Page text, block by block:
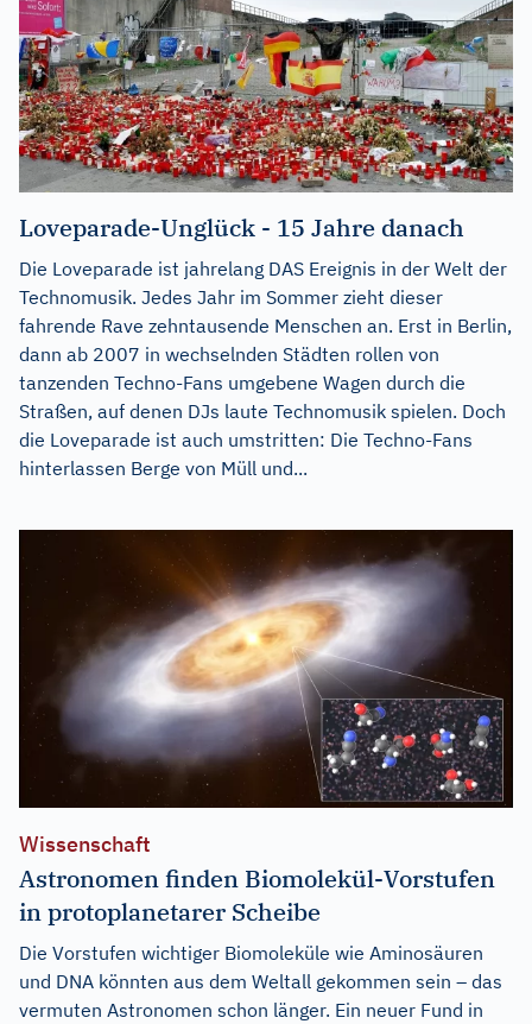
Loveparade-Unglück - 15 Jahre danach
Die Loveparade ist jahrelang DAS Ereignis in der Welt der
Technomusik. Jedes Jahr im Sommer zieht dieser
fahrende Rave zehntausende Menschen an. Erst in Berlin,
dann ab 2007 in wechselnden Städten rollen von
tanzenden Techno-Fans umgebene Wagen durch die
Straßen, auf denen DJs laute Technomusik spielen. Doch
die Loveparade ist auch umstritten: Die Techno-Fans
hinterlassen Berge von Müll und...
Wissenschaft
Astronomen finden Biomolekül-Vorstufen
in protoplanetarer Scheibe
Die Vorstufen wichtiger Biomoleküle wie Aminosäuren
und DNA könnten aus dem Weltall gekommen sein – das
vermuten Astronomen schon länger. Ein neuer Fund in